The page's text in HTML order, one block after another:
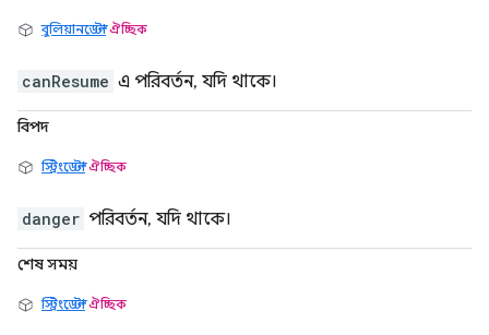
বুলিয়ানডেল্টা ঐচ্ছিক
canResume এ পরিবর্তন, যদি থাকে।
বিপদ
স্ট্রিংডেল্টা ঐচ্ছিক
danger পরিবর্তন, যদি থাকে।
শেষ সময়
স্ট্রিংডেল্টা ঐচ্ছিক